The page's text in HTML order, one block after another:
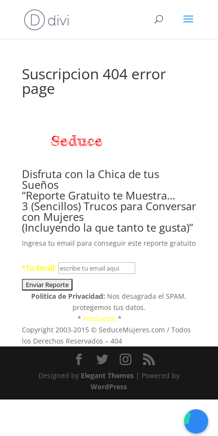
Suscripcion 404 error
page
Disfruta con la Chica de tus
Sueños
“Reporte Gratuito te Muestra…
3 (Sencillos) Trucos para Conversar
con Mujeres
(Incluyendo la que tanto te gusta)”
Ingresa tu email para conseguir este reporte gratuito
*Tu Email:
Política de Privacidad: Nos desagrada el SPAM,
protegemos tus datos.
* Productos *
Copyright 2003-2015 © SeduceMujeres.com / Todos
los Derechos Reservados – 404
Designed by Elegant Themes| Powered by
WordPress